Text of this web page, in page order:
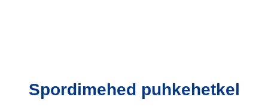
Spordimehed puhkehetkel